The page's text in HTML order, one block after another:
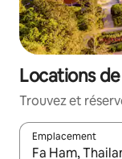
Locations
Trouvez et
Emplacement
Quand les